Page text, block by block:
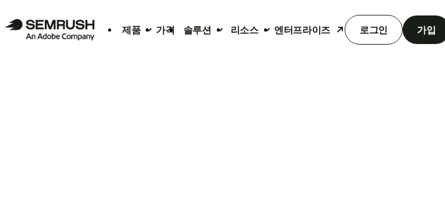
제품 가격 솔루션 리소스 엔터프라이즈 로그인 가입